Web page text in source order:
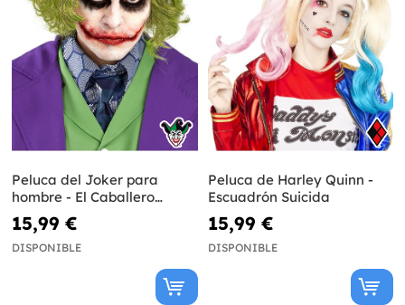
Peluca del Joker para
hombre - El Caballero
Oscuro
15,99 €
DISPONIBLE
Peluca de Harley Quinn -
Escuadrón Suicida
15,99 €
DISPONIBLE